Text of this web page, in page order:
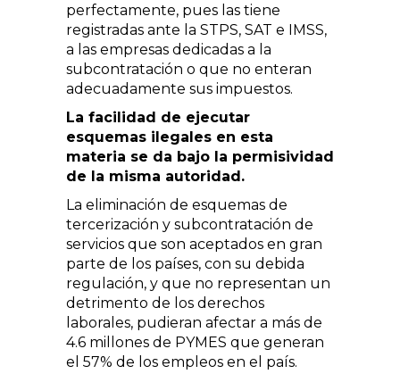
perfectamente, pues las tiene
registradas ante la STPS, SAT e IMSS,
a las empresas dedicadas a la
subcontratación o que no enteran
adecuadamente sus impuestos.
La facilidad de ejecutar
esquemas ilegales en esta
materia se da bajo la permisividad
de la misma autoridad.
La eliminación de esquemas de
tercerización y subcontratación de
servicios que son aceptados en gran
parte de los países, con su debida
regulación, y que no representan un
detrimento de los derechos
laborales, pudieran afectar a más de
4.6 millones de PYMES que generan
el 57% de los empleos en el país.